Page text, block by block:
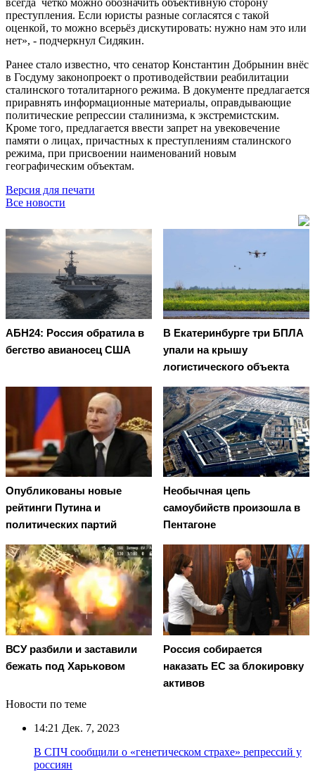
преступления. Если юристы разные согласятся с такой
оценкой, то можно всерьёз дискутировать: нужно нам это или
нет», - подчеркнул Сидякин.
Ранее стало известно, что сенатор Константин Добрынин внёс
в Госдуму законопроект о противодействии реабилитации
сталинского тоталитарного режима. В документе предлагается
приравнять информационные материалы, оправдывающие
политические репрессии сталинизма, к экстремистским.
Кроме того, предлагается ввести запрет на увековечение
памяти о лицах, причастных к преступлениям сталинского
режима, при присвоении наименований новым
географическим объектам.
Версия для печати
Все новости
АБН24: Россия обратила в
бегство авианосец США
В Екатеринбурге три БПЛА
упали на крышу
логистического объекта
Опубликованы новые
рейтинги Путина и
политических партий
Необычная цепь
самоубийств произошла в
Пентагоне
ВСУ разбили и заставили
бежать под Харьковом
Россия собирается
наказать EC за блокировку
активов
Новости по теме
14:21 Дек. 7, 2023
В СПЧ сообщили о «генетическом страхе» репрессий у
россиян